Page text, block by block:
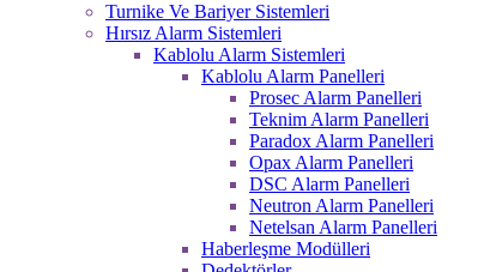
Turnike Ve Bariyer Sistemleri
Hırsız Alarm Sistemleri
Kablolu Alarm Sistemleri
Kablolu Alarm Panelleri
Prosec Alarm Panelleri
Teknim Alarm Panelleri
Paradox Alarm Panelleri
Opax Alarm Panelleri
DSC Alarm Panelleri
Neutron Alarm Panelleri
Netelsan Alarm Panelleri
Haberleşme Modülleri